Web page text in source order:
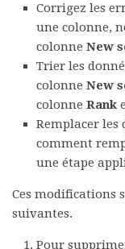
Corrigez les
une colonne,
colonne New
Trier les
colonne New
colonne Rank
Remplacer les
comment
une étape
Ces modifications
suivantes.
Pour